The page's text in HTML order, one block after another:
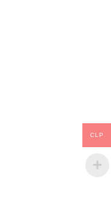
CLP